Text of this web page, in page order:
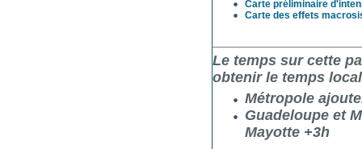
Carte préliminaire
Carte des effets
Le temps sur cette
obtenir le temps
Métropole
Guadeloupe et
Mayotte +3h